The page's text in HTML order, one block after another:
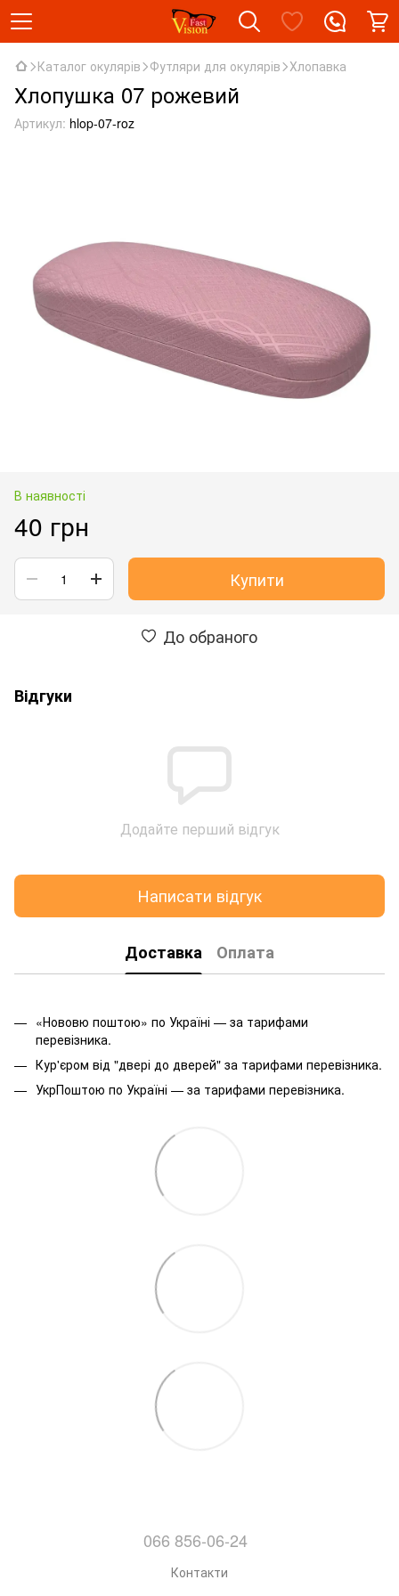
Каталог окулярів Футляри для окулярів Хлопавка
Хлопушка 07 рожевий
Артикул: hlop-07-roz
В наявності
40 грн
Купити
До обраного
Відгуки
Додайте перший відгук
Написати відгук
Доставка Оплата
«Нововю поштою» по Україні — за тарифами
перевізника.
Кур'єром від "двері до дверей" за тарифами перевізника.
УкрПоштою по Україні — за тарифами перевізника.
066 856-06-24
Контакти